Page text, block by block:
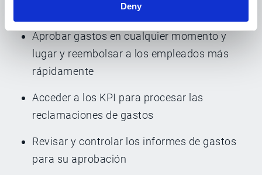
Deny
Los directivos pueden:
Aprobar gastos en cualquier momento y
lugar y reembolsar a los empleados más
rápidamente
Acceder a los KPI para procesar las
reclamaciones de gastos
Revisar y controlar los informes de gastos
para su aprobación